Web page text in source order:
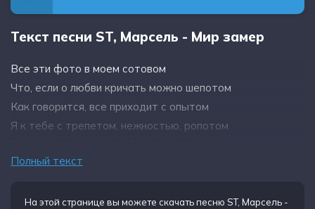
Текст песни ST, Марсель - Мир замер
Все эти фото в моем сотовом
Что, если о любви кричать можно шепотом
Как говорится, все приходит с опытом
Я к тебе с трепетом, нежностью, ропотом
Я бережно храню наш фотоальбом
Обрела свой дом в самый нужный час
Полный текст
На этой странице вы можете скачать песню ST, Марсель -